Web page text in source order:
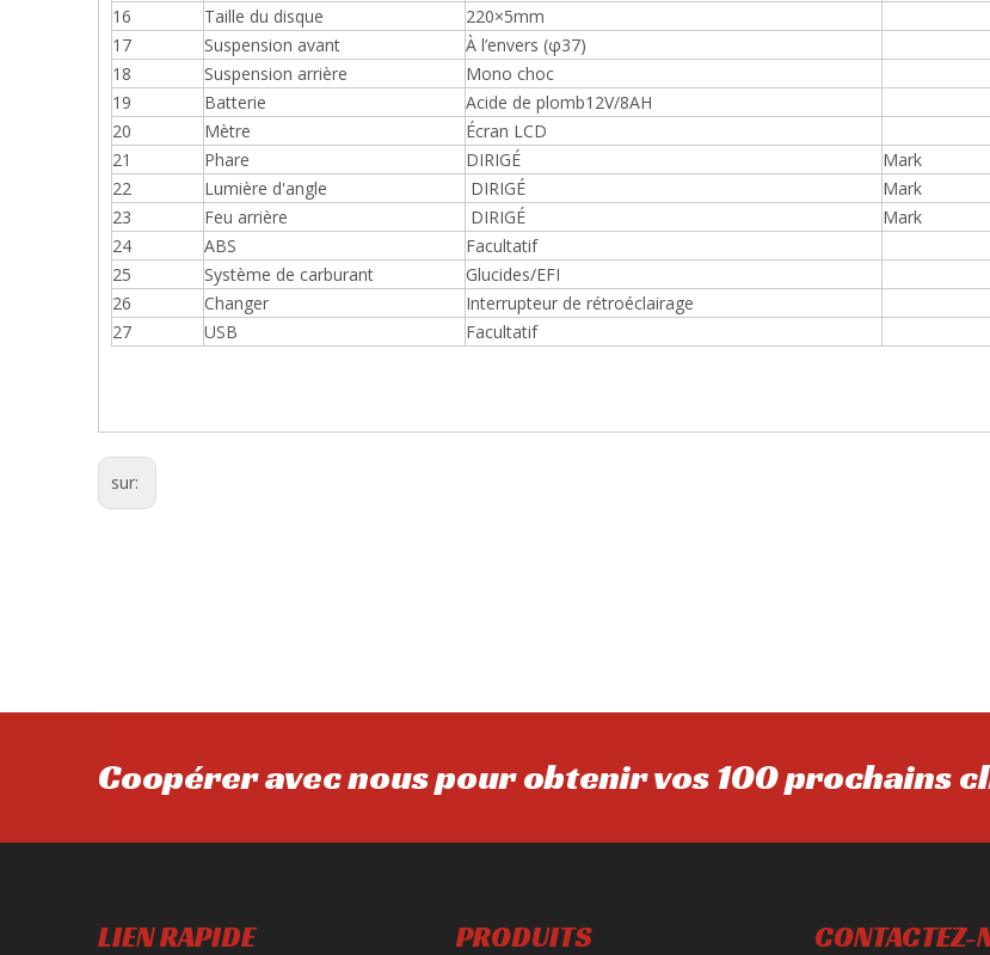
16
Taille du disque
220×5mm
17
Suspension avant
À l’envers (φ37)
18
Suspension arrière
Mono choc
19
Batterie
Acide de plomb12V/8AH
20
Mètre
Écran LCD
21
Phare DIRIGÉ
Mark
22
Lumière d'angle DIRIGÉ
Mark
23
Feu arrière DIRIGÉ
Mark
24
ABS
Facultatif
25
Système de carburant
Glucides/EFI
26
Changer
Interrupteur de rétroéclairage
27
USB Facultatif
sur:
Coopérer avec nous pour obtenir vos 100 prochains
LIEN RAPIDE PRODUITS CONTACTEZ-